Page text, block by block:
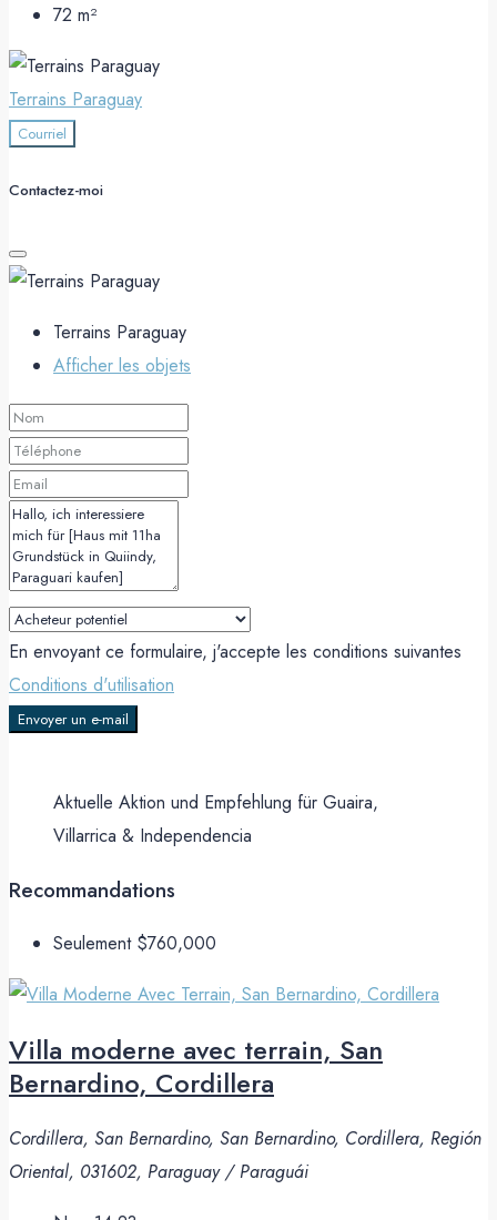
72 m²
Terrains Paraguay
Courriel
Contactez-moi
Terrains Paraguay
Afficher les objets
En envoyant ce formulaire, j'accepte les conditions suivantes
Conditions d'utilisation
Envoyer un e-mail
Aktuelle Aktion und Empfehlung für Guaira,
Villarrica & Independencia
Recommandations
Seulement $760,000
Villa moderne avec terrain, San
Bernardino, Cordillera
Cordillera, San Bernardino, San Bernardino, Cordillera, Región
Oriental, 031602, Paraguay / Paraguái